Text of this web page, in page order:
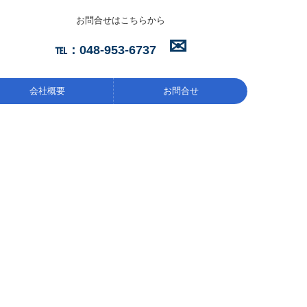
お問合せはこちらから
℡： 048-953-6737 ✉
会社概要 お問合せ